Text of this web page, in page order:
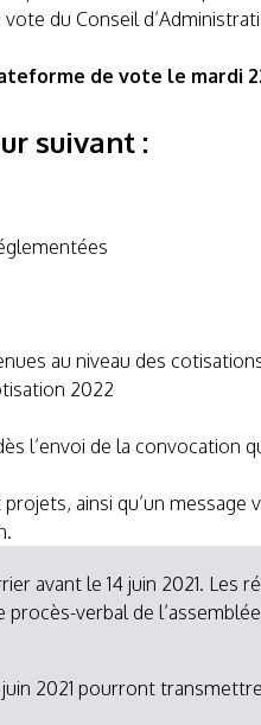
du Conseil
de vote le mardi 22
suivant :
au niveau des
2022
l’envoi de la convocation
ainsi qu’un message
avant le 14 juin 2021. Les
verbal de
2021 pourront